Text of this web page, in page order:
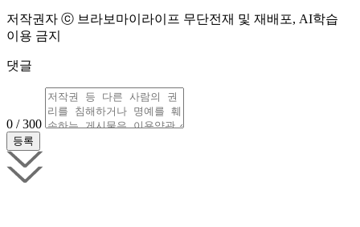
저작권자 ⓒ 브라보마이라이프 무단전재 및 재배포, AI학습
이용 금지
댓글
0 / 300